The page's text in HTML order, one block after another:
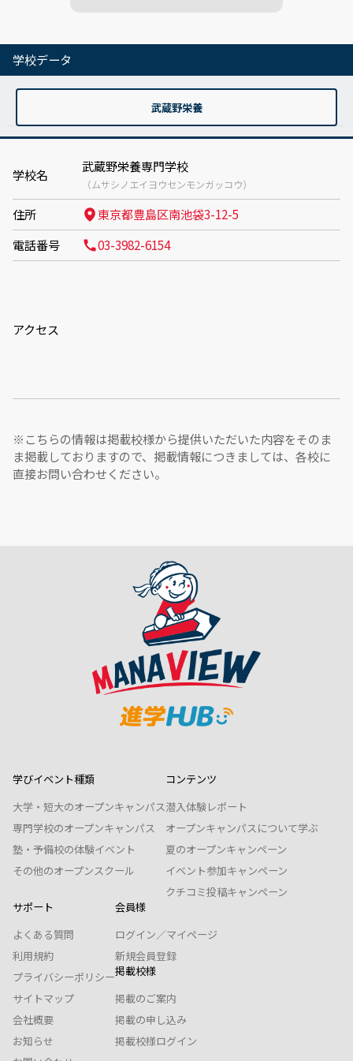
学校データ
武蔵野栄養
学校名
武蔵野栄養専門学校
（ムサシノエイヨウセンモンガッコウ）
住所
東京都豊島区南池袋3-12-5
電話番号
03-3982-6154
アクセス
※こちらの情報は掲載校様から提供いただいた内容をそのま
ま掲載しておりますので、掲載情報につきましては、各校に
直接お問い合わせください。
学びイベント種類
大学・短大のオープンキャンパス
専門学校のオープンキャンパス
塾・予備校の体験イベント
その他のオープンスクール
コンテンツ
潜入体験レポート
オープンキャンパスについて学ぶ
夏のオープンキャンペーン
イベント参加キャンペーン
クチコミ投稿キャンペーン
サポート
よくある質問
利用規約
プライバシーポリシー
サイトマップ
会社概要
お知らせ
会員様
ログイン／マイページ
新規会員登録
掲載校様
掲載のご案内
掲載の申し込み
掲載校様ログイン